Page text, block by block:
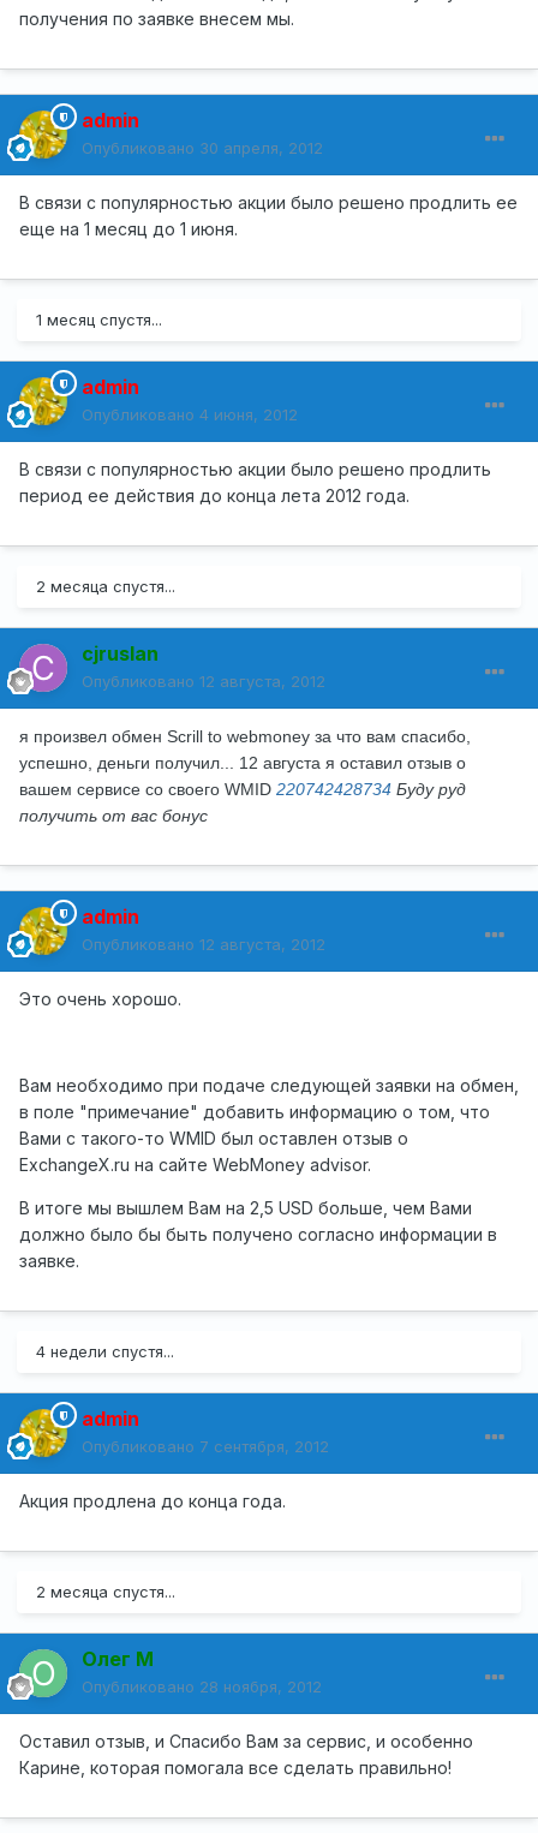
получения по заявке внесем мы.
admin
Опубликовано 30 апреля, 2012
В связи с популярностью акции было решено продлить ее
еще на 1 месяц до 1 июня.
1 месяц спустя...
admin
Опубликовано 4 июня, 2012
В связи с популярностью акции было решено продлить
период ее действия до конца лета 2012 года.
2 месяца спустя...
cjruslan
Опубликовано 12 августа, 2012
я произвел обмен Scrill to webmoney за что вам спасибо,
успешно, деньги получил... 12 августа я оставил отзыв о
вашем сервисе со своего WMID 220742428734 Буду руд
получить от вас бонус
admin
Опубликовано 12 августа, 2012
Это очень хорошо.
Вам необходимо при подаче следующей заявки на обмен,
в поле "примечание" добавить информацию о том, что
Вами с такого-то WMID был оставлен отзыв о
ExchangeX.ru на сайте WebMoney advisor.
В итоге мы вышлем Вам на 2,5 USD больше, чем Вами
должно было бы быть получено согласно информации в
заявке.
4 недели спустя...
admin
Опубликовано 7 сентября, 2012
Акция продлена до конца года.
2 месяца спустя...
Олег М
Опубликовано 28 ноября, 2012
Оставил отзыв, и Спасибо Вам за сервис, и особенно
Карине, которая помогала все сделать правильно!